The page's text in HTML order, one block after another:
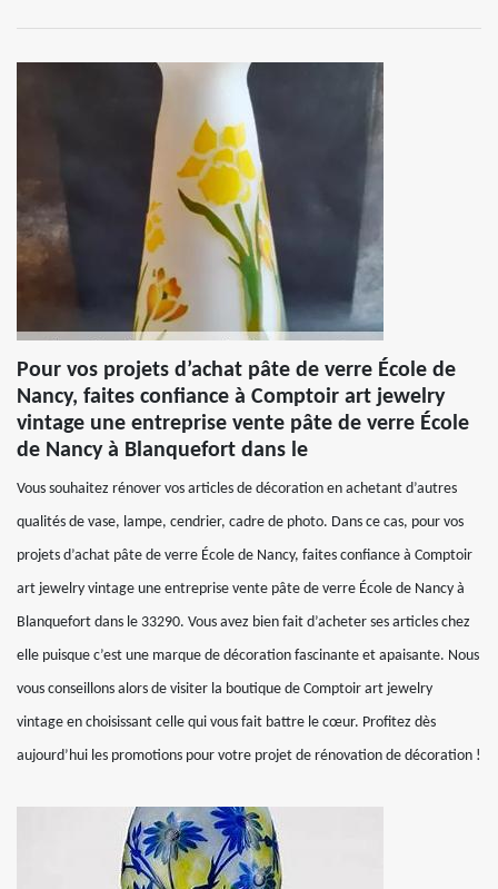
Pour vos projets d’achat pâte de verre École de
Nancy, faites confiance à Comptoir art jewelry
vintage une entreprise vente pâte de verre École
de Nancy à Blanquefort dans le
Vous souhaitez rénover vos articles de décoration en achetant d’autres
qualités de vase, lampe, cendrier, cadre de photo. Dans ce cas, pour vos
projets d’achat pâte de verre École de Nancy, faites confiance à Comptoir
art jewelry vintage une entreprise vente pâte de verre École de Nancy à
Blanquefort dans le 33290. Vous avez bien fait d’acheter ses articles chez
elle puisque c’est une marque de décoration fascinante et apaisante. Nous
vous conseillons alors de visiter la boutique de Comptoir art jewelry
vintage en choisissant celle qui vous fait battre le cœur. Profitez dès
aujourd’hui les promotions pour votre projet de rénovation de décoration !